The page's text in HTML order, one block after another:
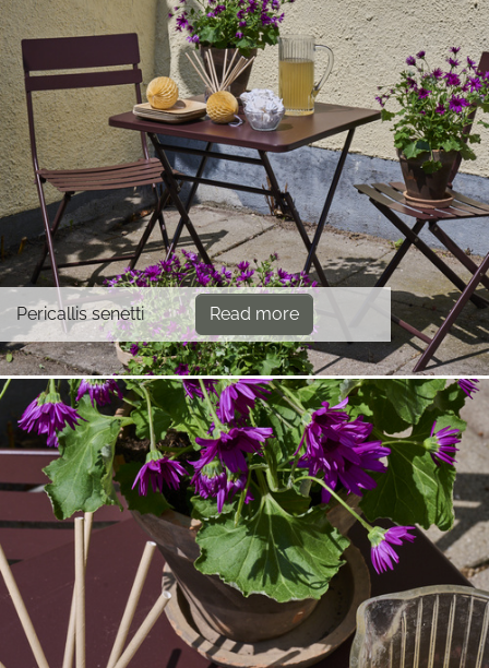
Pericallis senetti Read more